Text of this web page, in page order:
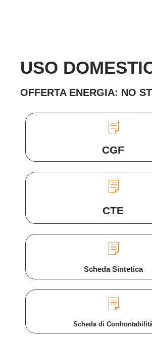
USO
OFFERTA ENERGIA: NO
CGF
CTE
Scheda Sintetica
Scheda di